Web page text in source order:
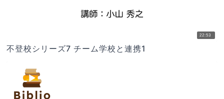
22:53
不登校シリーズ7 チーム学校と連携1